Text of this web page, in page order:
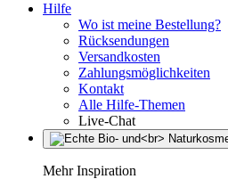
Hilfe
Wo ist meine Bestellung?
Rücksendungen
Versandkosten
Zahlungsmöglichkeiten
Kontakt
Alle Hilfe-Themen
Live-Chat
Mehr Inspiration